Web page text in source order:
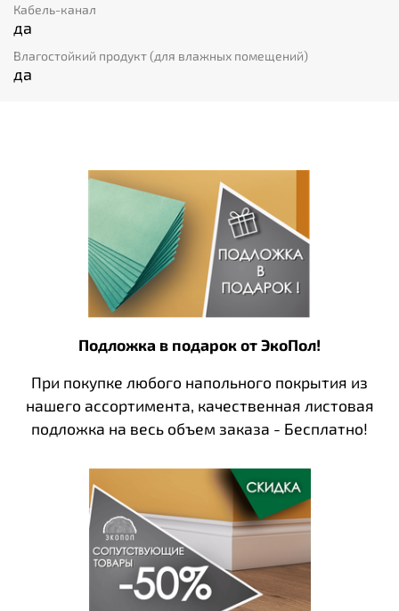
Кабель-канал
да
Влагостойкий продукт (для влажных помещений)
да
Подложка в подарок от ЭкоПол!
При покупке любого напольного покрытия из
нашего ассортимента, качественная листовая
подложка на весь объем заказа - Бесплатно!